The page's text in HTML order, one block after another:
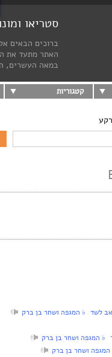
סטריאו
ברוכים הבאים
האתר מתעד את
במאה העשרים,
קטגוריות
לשד‏ ♭ המגפה ושחר בן ברק
♭ המגפה ושחר בן ברק
ושחר בן ברק